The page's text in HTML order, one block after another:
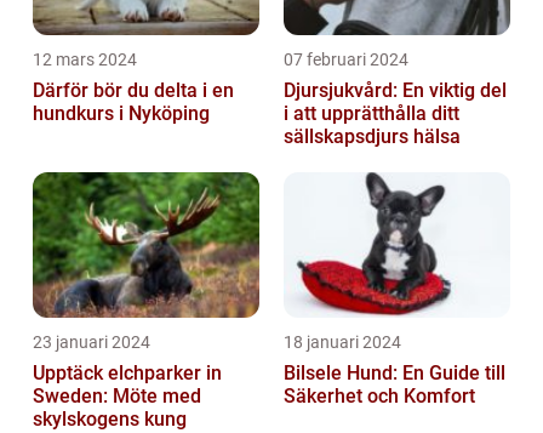
12 mars 2024
Därför bör du delta i en
hundkurs i Nyköping
07 februari 2024
Djursjukvård: En viktig del
i att upprätthålla ditt
sällskapsdjurs hälsa
23 januari 2024
Upptäck elchparker in
Sweden: Möte med
skylskogens kung
18 januari 2024
Bilsele Hund: En Guide till
Säkerhet och Komfort